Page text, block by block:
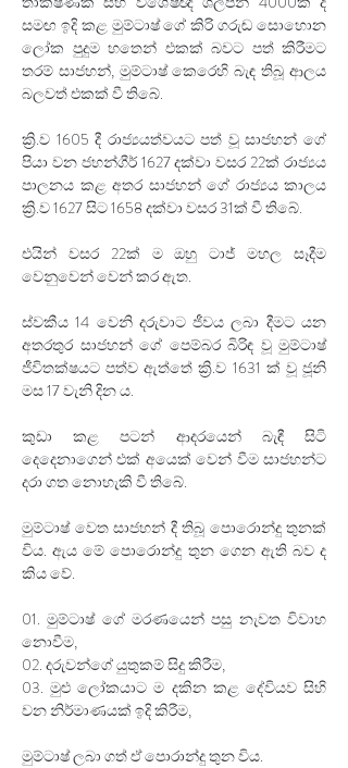
සමඟ ඉදි කළ මුම්ටාෂ් ගේ කිරි ගරුඬ සොහොන
ලෝක පුදුම හතෙන් එකක් බවට පත් කිරීමට
තරම් සාජහන්, මුම්ටාෂ් කෙරෙහි බැඳ තිබූ ආලය
බලවත් එකක් වී තිබේ.
ක්‍රි.ව 1605 දී රාජ්‍යයත්වයට පත් වූ සාජහන් ගේ
පියා වන ජහන්ගීර් 1627 දක්වා වසර 22ක් රාජ්‍යය
පාලනය කළ අතර සාජහන් ගේ රාජ්‍යය කාලය
ක්‍රි.ව 1627 සිට 1658 දක්වා වසර 31ක් වී තිබේ.
එයින් වසර 22ක් ම ඔහු ටාජ් මහල සෑදීම
වෙනුවෙන් වෙන් කර ඇත.
ස්වකීය 14 වෙනි දරුවාට ජීවය ලබා දීමට යන
අතරතුර සාජහන් ගේ ⁣පෙම්බර බිරිඳ වූ මුම්ටාෂ්
ජීවිතක්ෂයට පත්ව ඇත්තේ ක්‍රි.ව 1631 ක් වූ ජූනි
මස 17 වැනි දින ය.
කුඩා කළ පටන් ආදරයෙන් බැඳී සිටි
දෙදෙනාගෙන් එක් අයෙක් වෙන් වීම සාජහන්ට
දරා ගත නොහැකි වී තිබේ.
මුම්ටාෂ් වෙත සාජහන් දී තිබූ පොරොන්දු තුනක්
විය. ඇය මේ පොරොන්දු තුන ගෙන ඇති බව ද
කිය වේ.
01. මුම්ටාෂ් ගේ මරණයෙන් පසු නැවත විවාහ
නොවීම,
02. දරුවන්ගේ යුතුකම් සිදු කිරීම,
03. මුළු ලෝකයාට ම දකින කළ දේවියව සිහි
වන නිර්මාණයක් ඉදි කිරීම,
මුම්ටාෂ් ලබා ගත් ඒ පොරාන්දු තුන විය.